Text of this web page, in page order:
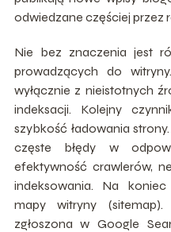
odwiedzane częściej przez
Nie bez znaczenia jest
prowadzących do
wyłącznie z nieistotnych
indeksacji. Kolejny
szybkość ładowania
częste błędy w
efektywność crawlerów,
indeksowania. Na
mapy witryny
zgłoszona w Google